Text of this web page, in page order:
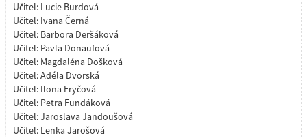
Učitel: Lucie Burdová
Učitel: Ivana Černá
Učitel: Barbora Deršáková
Učitel: Pavla Donaufová
Učitel: Magdaléna Došková
Učitel:Adéla Dvorská
Učitel: Ilona Fryčová
Učitel: Petra Fundáková
Učitel:Jaroslava Jandoušová
Učitel: Lenka Jarošová